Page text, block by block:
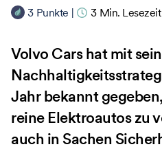
3 Punkte | 3 Min. Lesezeit
Volvo Cars hat mit
Jahr bekannt
reine Elektroautos zu
auch in Sachen